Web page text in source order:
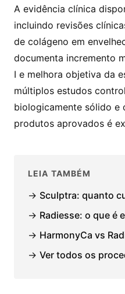
A evidência clínica
incluindo revisões
de colágeno em
documenta incremento
I e melhora objetiva da
múltiplos estudos
biologicamente sólido e
produtos aprovados é
LEIA TAMBÉM
→ Sculptra: quanto
→ Radiesse: o que é
→ HarmonyCa vs
→ Ver todos os